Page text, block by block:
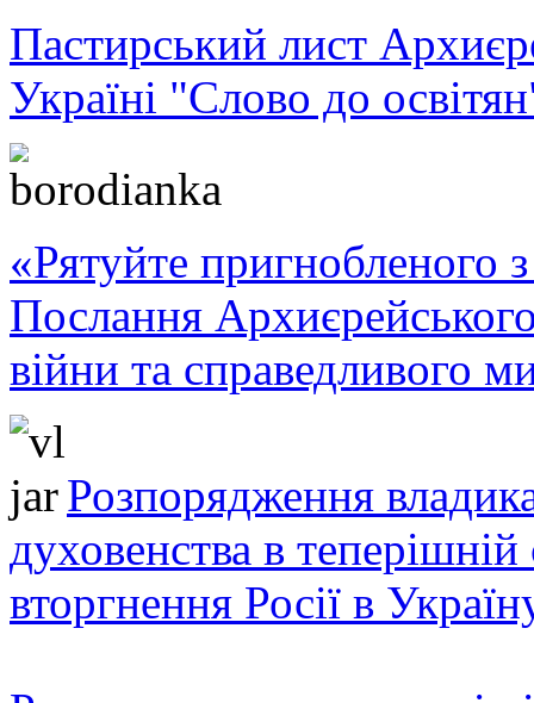
Пастирський лист
Україні "Слово до
«Рятуйте пригнобленого
Послання
війни та справедливого
Розпорядження
духовенства в теперішній
вторгнення Росії в